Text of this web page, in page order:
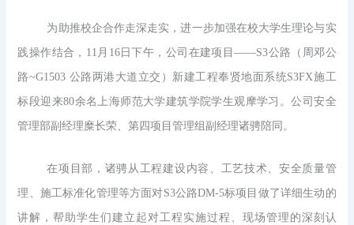
为助推校企合作走深走实，进一步加强在校大学生理论与实
践操作结合，11月16日下午，公司在建项目——S3公路（周邓公
路~G1503 公路两港大道立交）新建工程奉贤地面系统S3FX施工
标段迎来80余名上海师范大学建筑学院学生观摩学习。公司安全
管理部副经理糜长荣、第四项目管理组副经理诸骋陪同。
在项目部，诸骋从工程建设内容、工艺技术、安全质量管
理、施工标准化管理等方面对S3公路DM-5标项目做了详细生动的
讲解，帮助学生们建立起对工程实施过程、现场管理的深刻认